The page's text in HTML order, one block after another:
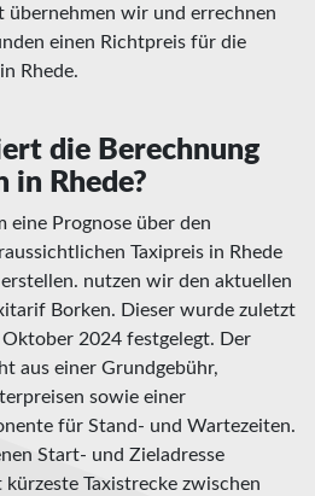
übernehmen wir und errechnen
einen Richtpreis für die
Rhede.
die Berechnung
in Rhede?
eine Prognose über den
Taxipreis in Rhede
nutzen wir den aktuellen
Borken. Dieser wurde zuletzt
Oktober 2024 festgelegt. Der
aus einer Grundgebühr,
sowie einer
für Stand- und Wartezeiten.
Start- und Zieladresse
Taxistrecke zwischen